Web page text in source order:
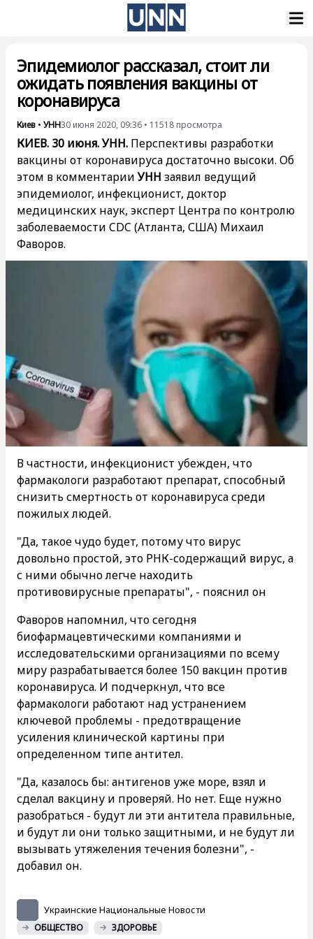
Эпидемиолог рассказал, стоит ли
ожидать появления вакцины от
коронавируса
Киев • УНН30 июня 2020, 09:36 • 11518 просмотра
КИЕВ. 30 июня. УНН. Перспективы разработки
вакцины от коронавируса достаточно высоки. Об
этом в комментарииУНН заявил ведущий
эпидемиолог, инфекционист, доктор
медицинских наук, эксперт Центра по контролю
заболеваемости CDC (Атланта, США) Михаил
Фаворов.
В частности, инфекционист убежден, что
фармакологи разработают препарат, способный
снизить смертность от коронавируса среди
пожилых людей.
"Да, такое чудо будет, потому что вирус
довольно простой, это РНК-содержащий вирус, а
с ними обычно легче находить
противовирусные препараты", - пояснил он
Фаворов напомнил, что сегодня
биофармацевтическими компаниями и
исследовательскими организациями по всему
миру разрабатывается более 150 вакцин против
коронавируса. И подчеркнул, что все
фармакологи работают над устранением
ключевой проблемы - предотвращение
усиления клинической картины при
определенном типе антител.
"Да, казалось бы: антигенов уже море, взял и
сделал вакцину и проверяй. Но нет. Еще нужно
разобраться - будут ли эти антитела правильные,
и будут ли они только защитными, и не будут ли
вызывать утяжеления течения болезни", -
добавил он.
Украинские Национальные Новости
ОБЩЕСТВО ЗДОРОВЬЕ